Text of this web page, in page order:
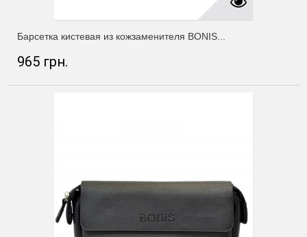
Барсетка кистевая из кожзаменителя BONIS...
965 грн.